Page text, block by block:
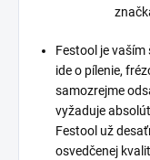
Festool je
ide o pílenie,
samozrejme
vyžaduje
Festool už
osvedčenej